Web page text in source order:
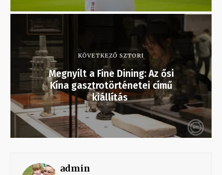
KÖVETKEZŐ SZTORI
Megnyílt a Fine Dining: Az ősi
Kína gasztrotörténetei című
kiállítás
admin